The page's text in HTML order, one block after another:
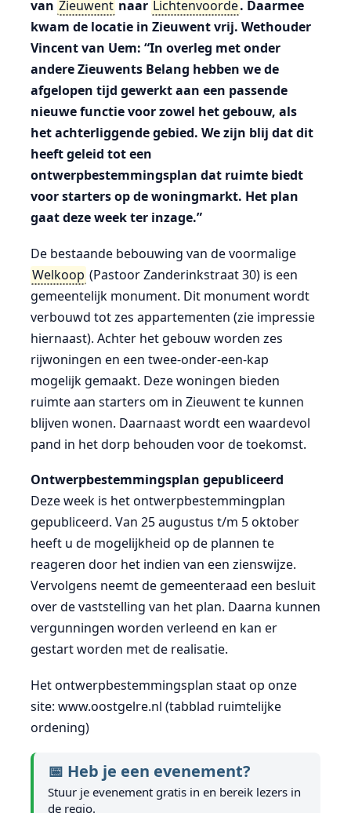
van Zieuwent naar Lichtenvoorde. Daarmee
kwam de locatie in Zieuwent vrij. Wethouder
Vincent van Uem: “In overleg met onder
andere Zieuwents Belang hebben we de
afgelopen tijd gewerkt aan een passende
nieuwe functie voor zowel het gebouw, als
het achterliggende gebied. We zijn blij dat dit
heeft geleid tot een
ontwerpbestemmingsplan dat ruimte biedt
voor starters op de woningmarkt. Het plan
gaat deze week ter inzage.”
De bestaande bebouwing van de voormalige
Welkoop (Pastoor Zanderinkstraat 30) is een
gemeentelijk monument. Dit monument wordt
verbouwd tot zes appartementen (zie impressie
hiernaast). Achter het gebouw worden zes
rijwoningen en een twee-onder-een-kap
mogelijk gemaakt. Deze woningen bieden
ruimte aan starters om in Zieuwent te kunnen
blijven wonen. Daarnaast wordt een waardevol
pand in het dorp behouden voor de toekomst.
Ontwerpbestemmingsplan gepubliceerd
Deze week is het ontwerpbestemmingplan
gepubliceerd. Van 25 augustus t/m 5 oktober
heeft u de mogelijkheid op de plannen te
reageren door het indien van een zienswijze.
Vervolgens neemt de gemeenteraad een besluit
over de vaststelling van het plan. Daarna kunnen
vergunningen worden verleend en kan er
gestart worden met de realisatie.
Het ontwerpbestemmingsplan staat op onze
site: www.oostgelre.nl (tabblad ruimtelijke
ordening)
📅 Heb je een evenement?
Stuur je evenement gratis in en bereik lezers in
de regio.